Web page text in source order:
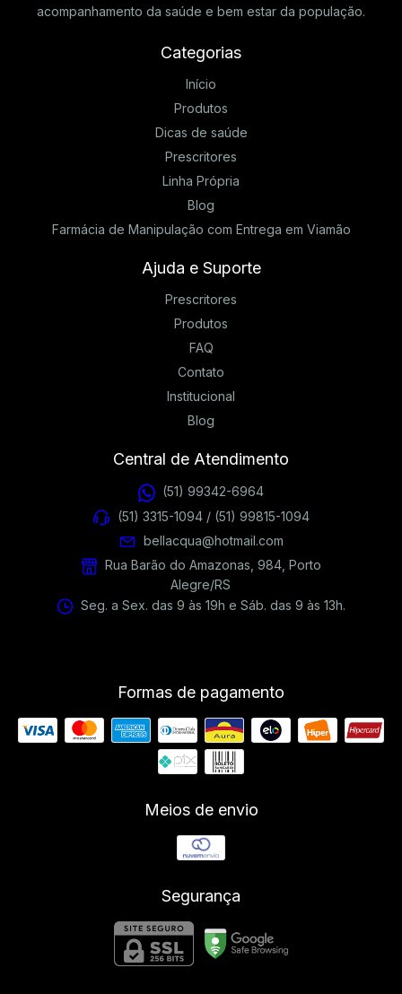
acompanhamento da saúde e bem estar da população.
Categorias
Início
Produtos
Dicas de saúde
Prescritores
Linha Própria
Blog
Farmácia de Manipulação com Entrega em Viamão
Ajuda e Suporte
Prescritores
Produtos
FAQ
Contato
Institucional
Blog
Central de Atendimento
(51) 99342-6964
(51) 3315-1094 / (51) 99815-1094
bellacqua@hotmail.com
Rua Barão do Amazonas, 984, Porto
Alegre/RS
Seg. a Sex. das 9 às 19h e Sáb. das 9 às 13h.
Formas de pagamento
Meios de envio
Segurança